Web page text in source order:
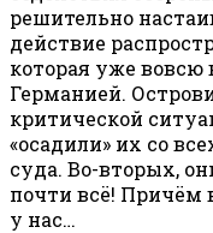
решительно
действие
которая уже вовсю
Германией.
критической
«осадили» их со
суда. Во-вторых,
почти всё! Причём
у нас…